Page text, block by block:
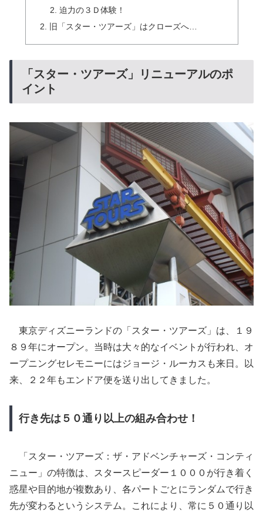
迫力の３Ｄ体験！
旧「スター・ツアーズ」はクローズへ…
「スター・ツアーズ」リニューアルのポ
イント
東京ディズニーランドの「スター・ツアーズ」は、１９
８９年にオープン。当時は大々的なイベントが行われ、オ
ープニングセレモニーにはジョージ・ルーカスも来日。以
来、２２年もエンドア便を送り出してきました。
行き先は５０通り以上の組み合わせ！
「スター・ツアーズ：ザ・アドベンチャーズ・コンティ
ニュー」の特徴は、スタースピーダー１０００が行き着く
惑星や目的地が複数あり、各パートごとにランダムで行き
先が変わるというシステム。これにより、常に５０通り以